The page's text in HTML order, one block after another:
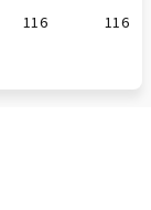
116 116